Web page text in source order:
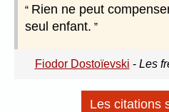
Rien ne peut
seul enfant.
Fiodor Dostoïevski - Les
Les citations